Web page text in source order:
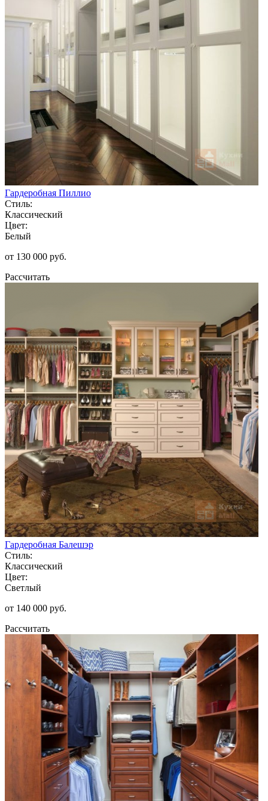
Гардеробная Пиллио
Стиль:
Классический
Цвет:
Белый
от 130 000 руб.
Рассчитать
Гардеробная Балешэр
Стиль:
Классический
Цвет:
Светлый
от 140 000 руб.
Рассчитать